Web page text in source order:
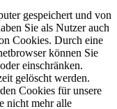
gespeichert und von
Sie als Nutzer auch
Cookies. Durch eine
können Sie
einschränken.
gelöscht werden.
Cookies für unsere
nicht mehr alle